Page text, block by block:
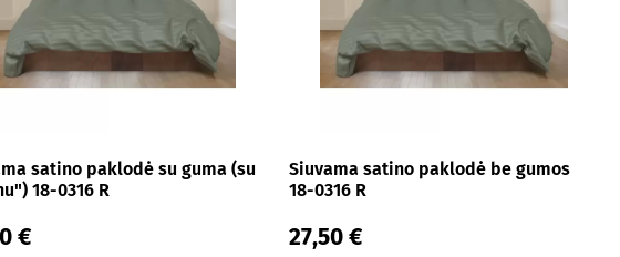
satino paklodė su guma (su
18-0316 R
€
Siuvama satino paklodė be gumos
18-0316 R
27,50 €